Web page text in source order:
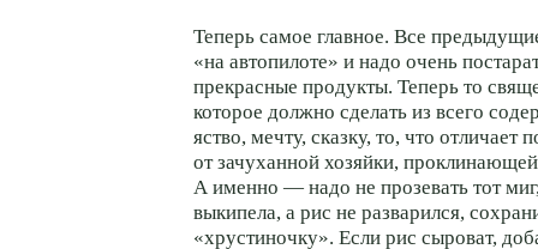
Теперь самое главное. Все
«на автопилоте» и надо очень
прекрасные продукты. Теперь то
которое должно сделать из всего
яство, мечту, сказку, то, что отличает
от зачуханной хозяйки,
А именно — надо не прозевать тот
выкипела, а рис не разварился,
«хрустиночку». Если рис сыроват,